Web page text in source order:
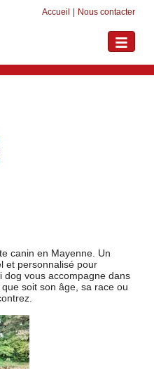
Accueil Nous contacter
Toggle
canin en Mayenne. Un
et personnalisé pour
dog vous accompagne dans
soit son âge, sa race ou